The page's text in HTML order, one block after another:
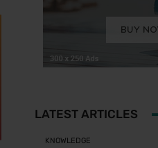
LATEST ARTICLES
KNOWLEDGE